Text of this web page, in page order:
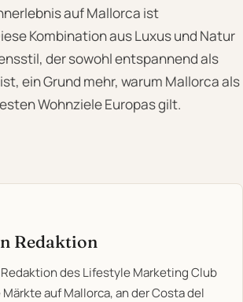
auf Mallorca ist
Kombination aus Luxus und Natur
der sowohl entspannend als
ein Grund mehr, warum Mallorca als
Wohnziele Europas gilt.
Redaktion
des Lifestyle Marketing Club
auf Mallorca, an der Costa del